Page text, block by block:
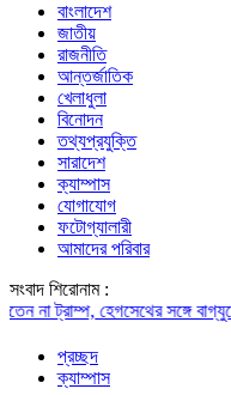
বাংলাদেশ
জাতীয়
রাজনীতি
আন্তর্জাতিক
খেলাধুলা
বিনোদন
তথ্যপ্রযুক্তি
সারাদেশ
ক্যাম্পাস
যোগাযোগ
ফটোগ্যালারী
আমাদের পরিবার
সংবাদ শিরোনাম :
সঙ্গে বাগ্‌যুদ্ধে জড়ান
প্রচ্ছদ
ক্যাম্পাস